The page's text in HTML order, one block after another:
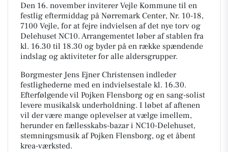
Den 16. november inviterer Vejle Kommune til en
festlig eftermiddag på Nørremark Center, Nr. 10-18,
7100 Vejle, for at fejre indvielsen af det nye torv og
Delehuset NC10. Arrangementet løber af stablen fra
kl. 16.30 til 18.30 og byder på en række spændende
indslag og aktiviteter for alle aldersgrupper.
Borgmester Jens Ejner Christensen indleder
festlighederne med en indvielsestale kl. 16.30.
Efterfølgende vil Pojken Flensborg og en sang-solist
levere musikalsk underholdning. I løbet af aftenen
vil der være mange oplevelser at vælge imellem,
herunder en fællesskabs-bazar i NC10-Delehuset,
stemningsmusik af Pojken Flensborg, og et åbent
krea-værksted.